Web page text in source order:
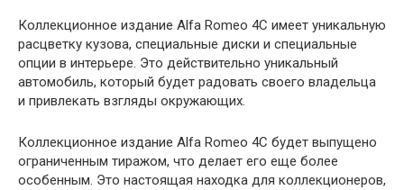
Коллекционное издание Alfa Romeo 4C имеет уникальную
расцветку кузова, специальные диски и специальные
опции в интерьере. Это действительно уникальный
автомобиль, который будет радовать своего владельца
и привлекать взгляды окружающих.
Коллекционное издание Alfa Romeo 4C будет выпущено
ограниченным тиражом, что делает его еще более
особенным. Это настоящая находка для коллекционеров,